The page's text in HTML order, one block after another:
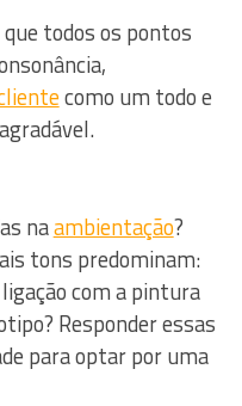
todos os pontos
como um todo e
naambientação?
tons predominam:
com a pintura
Responder essas
para optar por uma